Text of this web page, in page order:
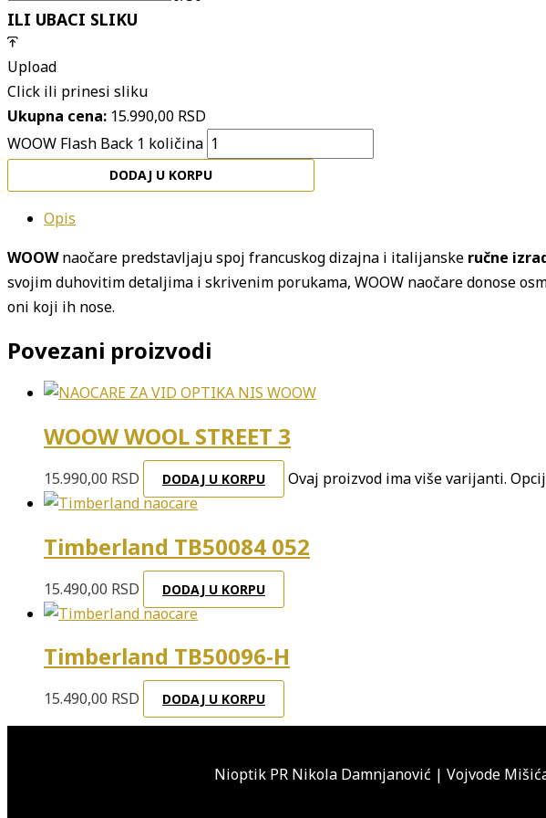
ILI UBACI SLIKU
Upload
Click ili prinesi sliku
Ukupna cena: 15.990,00 RSD
WOOW Flash Back 1 količina
DODAJ U KORPU
Opis
WOOWnaočare predstavljaju spoj francuskog dizajna i italijanske ručne
svojim duhovitim detaljima i skrivenim porukama, WOOW naočare donose
oni koji ih nose.
Povezani proizvodi
WOOW WOOL STREET 3
15.990,00 RSD DODAJ U KORPU Ovaj proizvod ima više varijanti.
Timberland TB50084 052
15.490,00 RSD DODAJ U KORPU
Timberland TB50096-H
15.490,00 RSD DODAJ U KORPU
Nioptik PR Nikola Damnjanović | Vojvode